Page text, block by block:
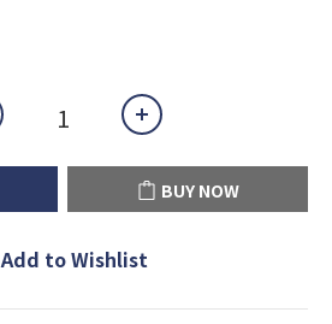
BUY NOW
Add to Wishlist